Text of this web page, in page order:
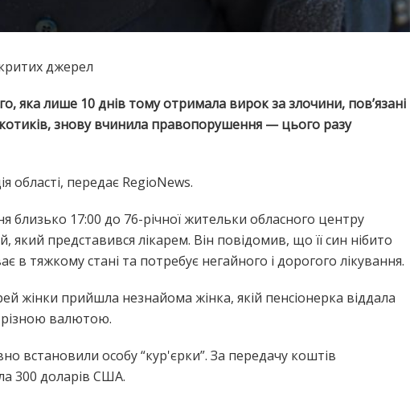
джерел
яка лише 10 днів тому отримала вирок за злочини, пов’язані
знову вчинила правопорушення — цього разу
області, передає RegioNews.
близько 17:00 до 76-річної жительки обласного центру
який представився лікарем. Він повідомив, що її син нібито
в тяжкому стані та потребує негайного і дорогого лікування.
жінки прийшла незнайома жінка, якій пенсіонерка віддала
різною валютою.
встановили особу “кур'єрки”. За передачу коштів
300 доларів США.